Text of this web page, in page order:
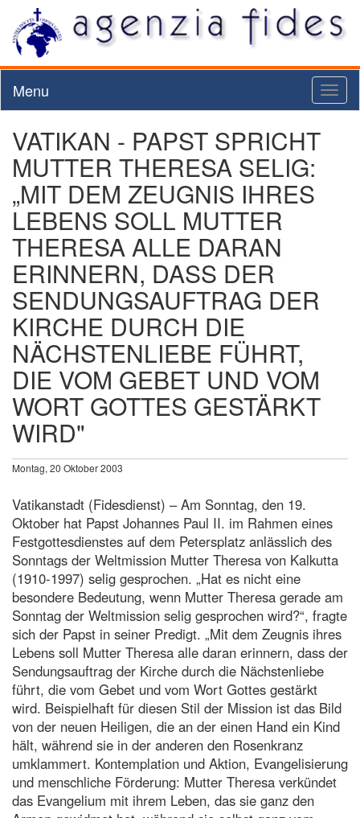
Menu
VATIKAN - PAPST SPRICHT
MUTTER THERESA SELIG:
„MIT DEM ZEUGNIS IHRES
LEBENS SOLL MUTTER
THERESA ALLE DARAN
ERINNERN, DASS DER
SENDUNGSAUFTRAG DER
KIRCHE DURCH DIE
NÄCHSTENLIEBE FÜHRT,
DIE VOM GEBET UND VOM
WORT GOTTES GESTÄRKT
WIRD"
Montag, 20 Oktober 2003
Vatikanstadt (Fidesdienst) – Am Sonntag, den 19.
Oktober hat Papst Johannes Paul II. im Rahmen eines
Festgottesdienstes auf dem Petersplatz anlässlich des
Sonntags der Weltmission Mutter Theresa von Kalkutta
(1910-1997) selig gesprochen. „Hat es nicht eine
besondere Bedeutung, wenn Mutter Theresa gerade am
Sonntag der Weltmission selig gesprochen wird?“, fragte
sich der Papst in seiner Predigt. „Mit dem Zeugnis ihres
Lebens soll Mutter Theresa alle daran erinnern, dass der
Sendungsauftrag der Kirche durch die Nächstenliebe
führt, die vom Gebet und vom Wort Gottes gestärkt
wird. Beispielhaft für diesen Stil der Mission ist das Bild
von der neuen Heiligen, die an der einen Hand ein Kind
hält, während sie in der anderen den Rosenkranz
umklammert. Kontemplation und Aktion, Evangelisierung
und menschliche Förderung: Mutter Theresa verkündet
das Evangelium mit ihrem Leben, das sie ganz den